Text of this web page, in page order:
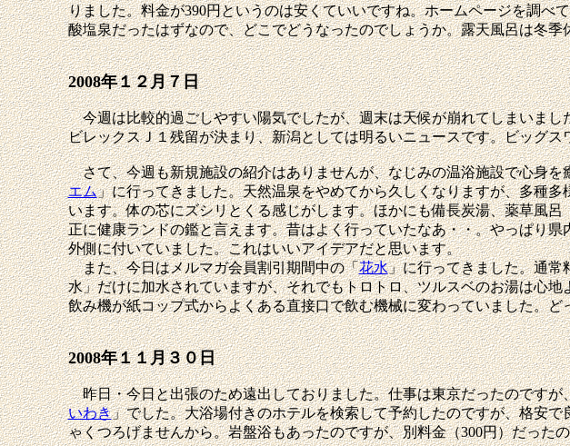
りました。料金が390円というのは安くていいですね。ホームページを調
酸塩泉だったはずなので、どこでどうなったのでしょうか。露天風呂は冬
2008年１２月７日
今週は比較的過ごしやすい陽気でしたが、週末は天候が崩れてしまいまし
ビレックスＪ１残留が決まり、新潟としては明るいニュースです。ビッグ
さて、今週も新規施設の紹介はありませんが、なじみの温浴施設で心身を
エム」に行ってきました。天然温泉をやめてから久しくなりますが、多種
います。体の芯にズシリとくる感じがします。ほかにも備長炭湯、薬草風
正に健康ランドの鑑と言えます。昔はよく行っていたなあ・・。やっぱり
外側に付いていました。これはいいアイデアだと思います。
また、今日はメルマガ会員割引期間中の「花水」に行ってきました。通常
水」だけに加水されていますが、それでもトロトロ、ツルスベのお湯は心
飲み機が紙コップ式からよくある直接口で飲む機械に変わっていました。ど
2008年１１月３０日
昨日・今日と出張のため遠出しておりました。仕事は東京だったのですが
いわき」でした。大浴場付きのホテルを検索して予約したのですが、格安
ゃくつろげませんから。岩盤浴もあったのですが、別料金（300円）だった